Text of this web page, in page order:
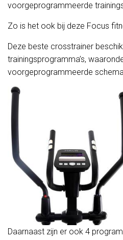
voorgeprogrammeerde
Zo is het ook bij deze Focus
Deze beste crosstrainer
trainingsprogramma’s,
voorgeprogrammeerde
Daarnaast zijn er ook 4